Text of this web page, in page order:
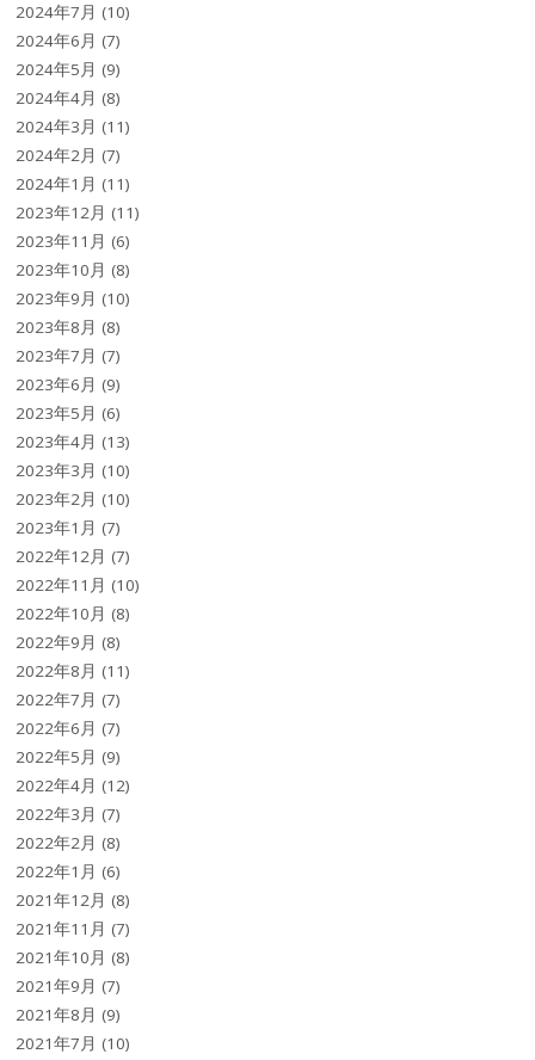
2024年7月 (10)
2024年6月 (7)
2024年5月 (9)
2024年4月 (8)
2024年3月 (11)
2024年2月 (7)
2024年1月 (11)
2023年12月 (11)
2023年11月 (6)
2023年10月 (8)
2023年9月 (10)
2023年8月 (8)
2023年7月 (7)
2023年6月 (9)
2023年5月 (6)
2023年4月 (13)
2023年3月 (10)
2023年2月 (10)
2023年1月 (7)
2022年12月 (7)
2022年11月 (10)
2022年10月 (8)
2022年9月 (8)
2022年8月 (11)
2022年7月 (7)
2022年6月 (7)
2022年5月 (9)
2022年4月 (12)
2022年3月 (7)
2022年2月 (8)
2022年1月 (6)
2021年12月 (8)
2021年11月 (7)
2021年10月 (8)
2021年9月 (7)
2021年8月 (9)
2021年7月 (10)